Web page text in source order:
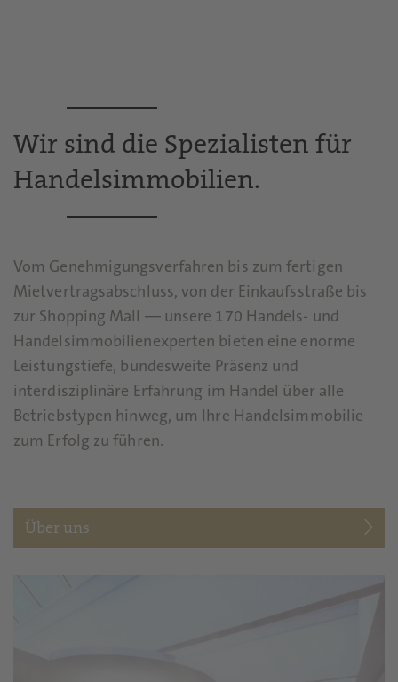
Wir sind die Spezialisten für
Handelsimmobilien.
Vom Genehmigungsverfahren bis zum fertigen
Mietvertragsabschluss, von der Einkaufsstraße bis
zur Shopping Mall — unsere 170 Handels- und
Handelsimmobilienexperten bieten eine enorme
Leistungstiefe, bundesweite Präsenz und
interdisziplinäre Erfahrung im Handel über alle
Betriebstypen hinweg, um Ihre Handelsimmobilie
zum Erfolg zu führen.
Über uns